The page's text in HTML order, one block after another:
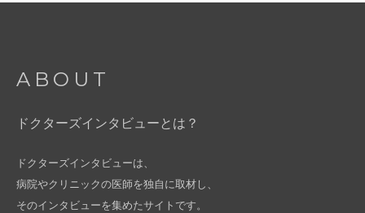
ABOUT
ドクターズインタビューとは？
ドクターズインタビューは、
病院やクリニックの医師を独自に取材し、
そのインタビューを集めたサイトです。